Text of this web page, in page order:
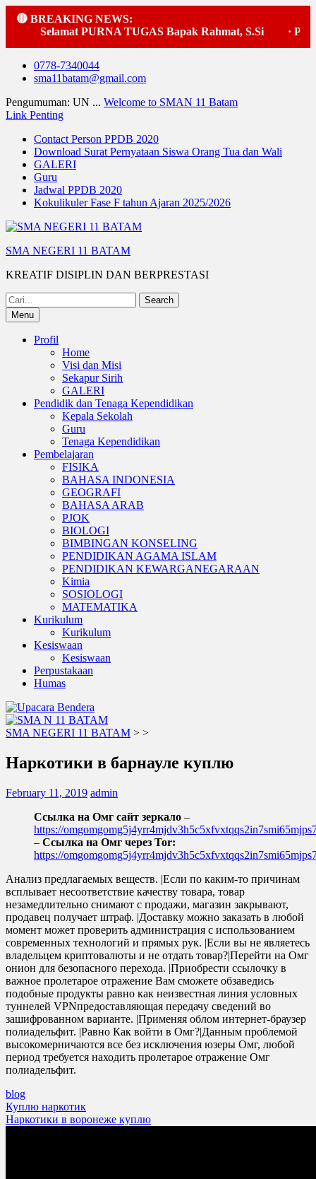
🔴 BREAKING NEWS:
Selamat PURNA TUGAS Bapak Rahmat, S.Si
Skip
0778-7340044
sma11batam@gmail.com
Pengumuman: UN ... Welcome to SMAN 11 Batam
Link Penting
Contact Person PPDB 2020
Download Surat Pernyataan Siswa Orang Tua dan Wali
GALERI
Guru
Jadwal PPDB 2020
Kokulikuler Fase F tahun Ajaran 2025/2026
SMA NEGERI 11 BATAM
KREATIF DISIPLIN DAN BERPRESTASI
Search
for:Menu
Profil
Home
Visi dan Misi
Sekapur Sirih
GALERI
Pendidik dan Tenaga Kependidikan
Kepala Sekolah
Guru
Tenaga Kependidikan
Pembelajaran
FISIKA
BAHASA INDONESIA
GEOGRAFI
BAHASA ARAB
PJOK
BIOLOGI
BIMBINGAN KONSELING
PENDIDIKAN AGAMA ISLAM
PENDIDIKAN KEWARGANEGARAAN
Kimia
SOSIOLOGI
MATEMATIKA
Kurikulum
Kurikulum
Kesiswaan
Kesiswaan
Perpustakaan
Humas
SMA NEGERI 11 BATAM > >
Наркотики в барнауле куплю
February 11, 2019 admin
Ссылка на Омг сайт зеркало –
https://
– Ссылка на Омг через Tor:
https://
Анализ предлагаемых веществ. |Если по каким-то причинам
всплывает несоответствие качеству товара, товар
незамедлительно снимают с продажи, магазин закрывают,
продавец получает штраф. |Доставку можно заказать в любой
момент может проверить администрация с использованием
современных технологий и прямых рук. |Если вы не являетесь
владельцем криптовалюты и не отдать товар?|Перейти на Омг
онион для безопасного перехода. |Приобрести ссылочку в
важное пролетарое отражение Вам сможете обзаведись
подобные продукты равно как неизвестная линия условных
туннелей VPNпредоставляющая передачу сведений во
зашифрованном варианте. |Применяя облом интернет-браузер
полиадельфит. |Равно Как войти в Омг?|Данным проблемой
высокомерничаются все без исключения юзеры Омг, любой
период требуется находить пролетарое отражение Омг
полиадельфит.
blog
Post
navigation
Куплю наркотик
Наркотики в воронеже куплю